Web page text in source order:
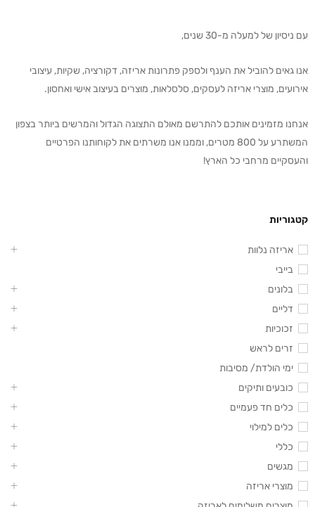
עם ניסיון של למעלה מ-30 שנים,
אנו גאים להוביל את הענף ולספק פתרונות אריזה, דקורציה, שקיות, עיצובי
אירועים, מוצרי אריזה לעסקים, סלסלאות, מוצרים בעיצוב אישי ואחסון.
אנחנו מזמינים אותכם להתרשם מאולם התצוגה הגדול והמרשים ביותר בצפון
המשתרע על 800 מטרים, וממנו אנו משרתים את לקוחותנו הפרטיים
והעסקיים מרחבי כל הארץ!
קטגוריות
אריזה נלוות
בייבי
בלונים
דליים
זכוכיות
זרים לראש
ימי הולדת/ מסיבות
כובעים ותיקים
כלים חד פעמיים
כלים למילוי
כללי
מגשים
מוצרי אריזה